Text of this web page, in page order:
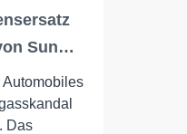
Sun…
Automobiles
Das